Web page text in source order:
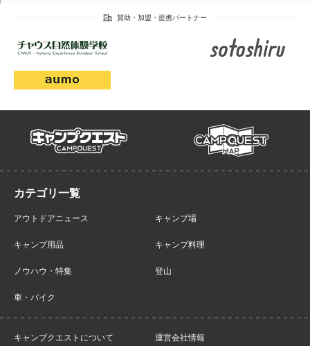
campquest campmap
アウトドアニュース キャンプ場
キャンプ用品 キャンプ料理
ノウハウ・特集 登山
車・バイク
キャンプクエストについて 運営会社情報